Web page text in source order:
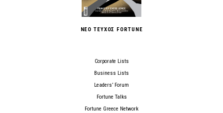
ΝΕΟ ΤΕΥΧΟΣ FORTUNE
Corporate Lists
Business Lists
Leaders’ Forum
Fortune Talks
Fortune Greece Network